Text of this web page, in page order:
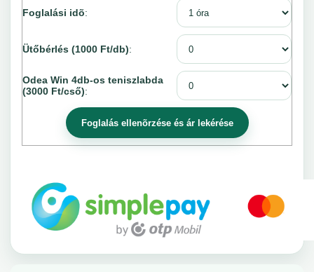
Foglalási idõ:
Ütőbérlés (1000 Ft/db):
Odea Win 4db-os teniszlabda
(3000 Ft/cső):